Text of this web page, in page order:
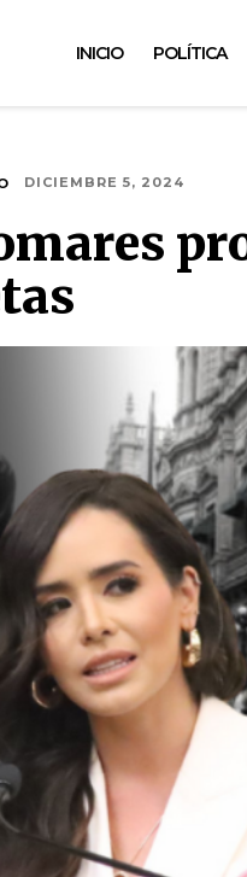
INICIO POLÍTICA
DICIEMBRE 5, 2024